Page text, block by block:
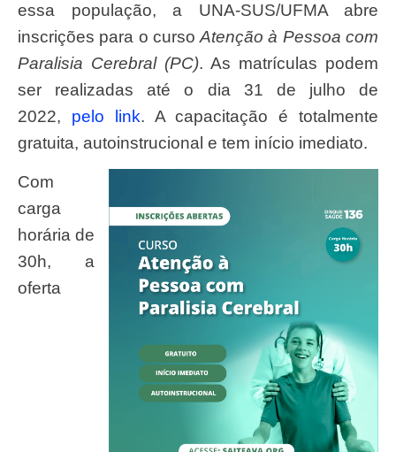
essa população, a UNA-SUS/UFMA abre
inscrições para o curso Atenção à Pessoa com
Paralisia Cerebral (PC). As matrículas podem
ser realizadas até o dia 31 de julho de
2022, pelo link. A capacitação é totalmente
gratuita, autoinstrucional e tem início imediato.
Com
carga
horária de
30h, a
oferta